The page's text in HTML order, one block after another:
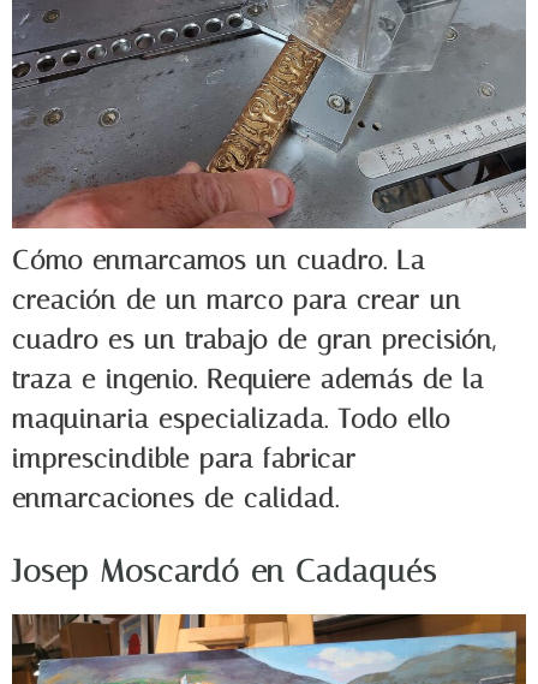
Cómo enmarcamos un cuadro. La
creación de un marco para crear un
cuadro es un trabajo de gran precisión,
traza e ingenio. Requiere además de la
maquinaria especializada. Todo ello
imprescindible para fabricar
enmarcaciones de calidad.
Josep Moscardó en Cadaqués